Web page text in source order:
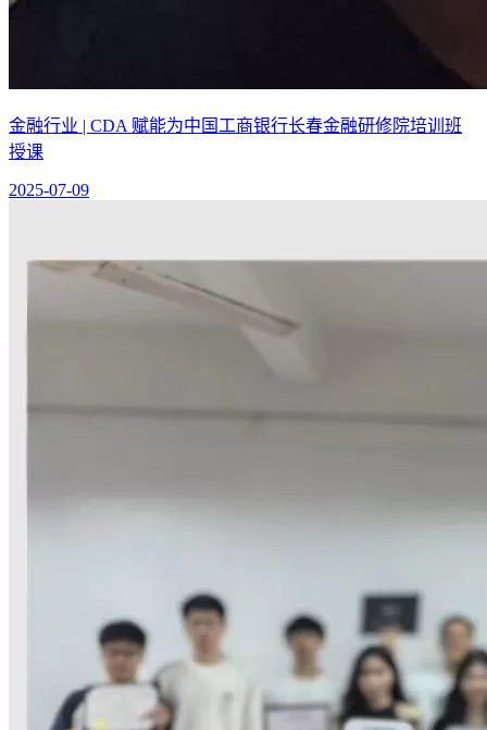
金融行业 | CDA 赋能为中国工商银行长春金融研修院培训班
授课
2025-07-09